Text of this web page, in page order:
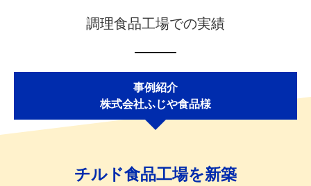
調理食品工場での実績
事例紹介
株式会社ふじや食品様
チルド食品工場を新築